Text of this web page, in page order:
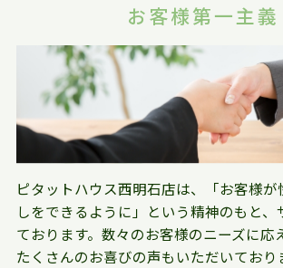
お客様第一主義
ピタットハウス西明石店は、「お客様
しをできるように」という精神のもと、
ております。数々のお客様のニーズに応
たくさんのお喜びの声もいただいており